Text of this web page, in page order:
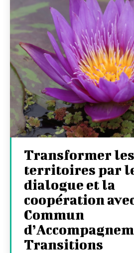
Transformer les
territoires par
dialogue et la
coopération
Commun
Transitions